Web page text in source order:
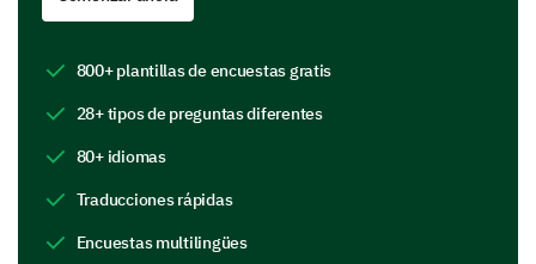
pueda afectar tu área de trabajo?
Riesgo 1
800+ plantillas de encuestas gratis
28+ tipos de preguntas diferentes
80+ idiomas
Traducciones rápidas
Encuestas multilingües